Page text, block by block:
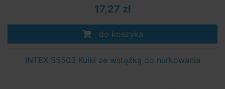
17,27 zł
do koszyka
INTEX 55503 Kulki ze wstążką do nurkowania